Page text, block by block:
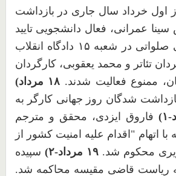
دادگاه انقلاب از اول خرداد سال جاری در بازداشت
سینا عمرانی، فعال دانشجویی تایید
در شعبه ۱۵ دادگاه انقلاب
تئاتر و محمد یعقوبی، کارگردان
ممنوع فعالیت شدند. ۱۸ مرداد)
شدگان روز جهانی کارگر به
۱) فاروق ایزدی، محقق و مترجم
اتهام "اقدام علیه امنیت کشور از
محکوم شد.۱۹ مرداد-۲) سپیده
ریاست قاضی مقیسه محاکمه شد.